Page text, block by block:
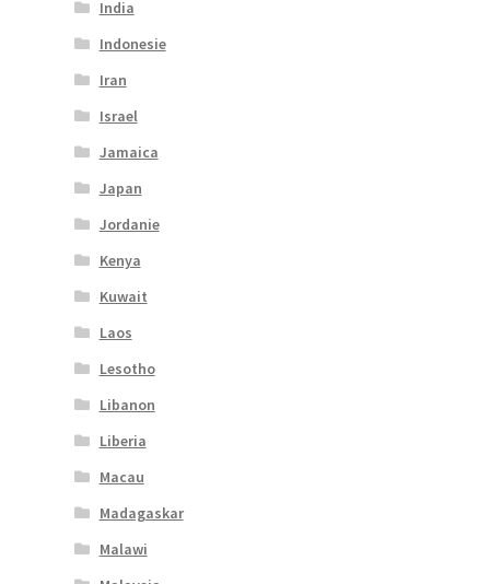
India
Indonesie
Iran
Israel
Jamaica
Japan
Jordanie
Kenya
Kuwait
Laos
Lesotho
Libanon
Liberia
Macau
Madagaskar
Malawi